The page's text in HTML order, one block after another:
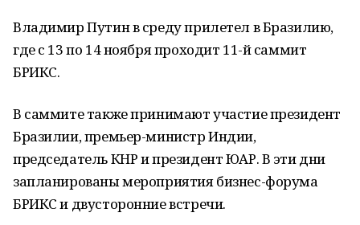
Владимир Путин в среду прилетел в Бразилию,
где с 13 по 14 ноября проходит 11-й саммит
БРИКС.
В саммите также принимают участие президент
Бразилии, премьер-министр Индии,
председатель КНР и президент ЮАР. В эти дни
запланированы мероприятия бизнес-форума
БРИКС и двусторонние встречи.